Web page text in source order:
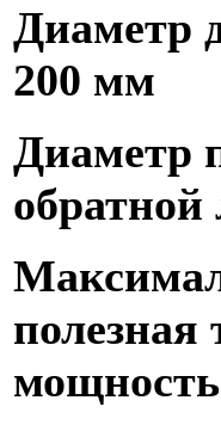
Диаметр
200 мм
Диаметр
полезная